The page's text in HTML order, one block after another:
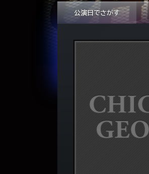
公演日でさがす